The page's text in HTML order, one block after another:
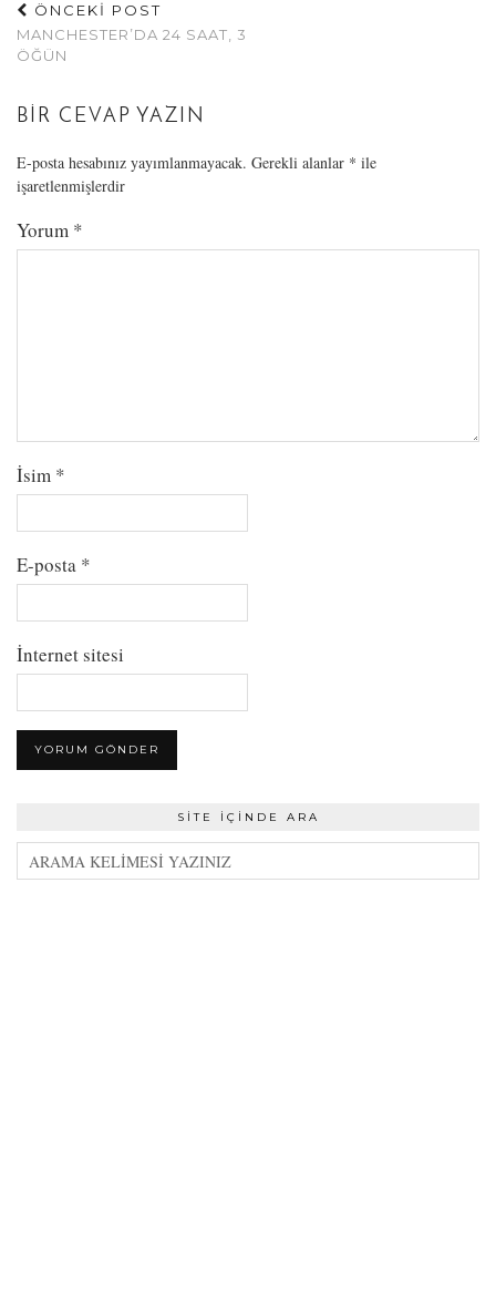
ÖNCEKİ POST
MANCHESTER’DA 24 SAAT, 3
ÖĞÜN
BIR CEVAP YAZIN
E-posta hesabınız yayımlanmayacak. Gerekli alanlar * ile
işaretlenmişlerdir
Yorum *
İsim *
E-posta *
İnternet sitesi
SITE İÇINDE ARA